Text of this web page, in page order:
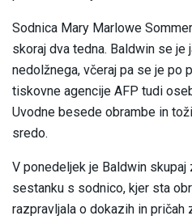
Sodnica Mary Marlowe
skoraj dva tedna. Baldwin se
nedolžnega, včeraj pa se je po
tiskovne agencije AFP tudi
Uvodne besede obrambe in
sredo.
V ponedeljek je Baldwin
sestanku s sodnico, kjer sta
razpravljala o dokazih in pričah